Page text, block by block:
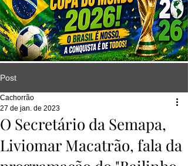
Post
O Secretário da Semapa,
Liviomar Macatrão, fala da
Cachorrão
27 de jan. de 2023